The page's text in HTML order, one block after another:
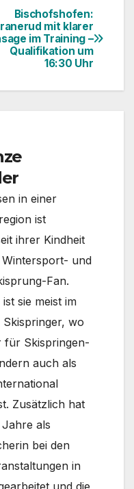
Bischofshofen:
mit klarer
im Training –
Qualifikation um
16:30 Uhr
in einer
ist
ihrer Kindheit
Wintersport- und
Fan.
sie meist im
wo
für Skispringen-
auch als
Zusätzlich hat
als
bei den
in
und die